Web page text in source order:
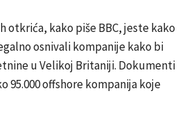
otkrića, kako piše BBC, jeste kako
osnivali kompanije kako bi
u Velikoj Britaniji. Dokumenti
95.000 offshore kompanija koje